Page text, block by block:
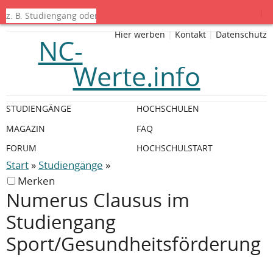
Start » Studiengänge »
Merken
Numerus Clausus im
Studiengang
Sport/Gesundheitsförderung
Hier werben | Kontakt | Datenschutz
NC-
Werte.info
STUDIENGÄNGE
HOCHSCHULEN
MAGAZIN
FAQ
FORUM
HOCHSCHULSTART